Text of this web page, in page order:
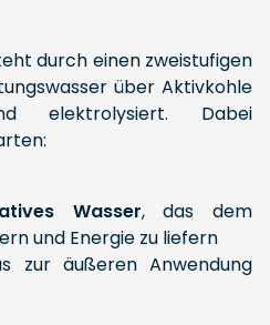
durch einen zweistufigen
über Aktivkohle
elektrolysiert. Dabei
Wasser, das dem
und Energie zu liefern
zur äußeren Anwendung